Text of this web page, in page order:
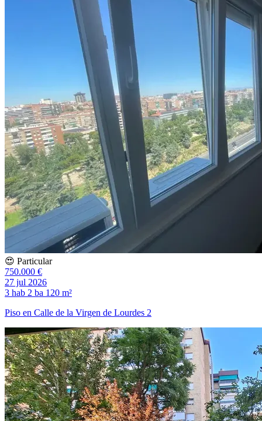
😍 Particular
750.000 €
27 jul 2026
3 hab 2 ba 120 m²
Piso en Calle de la Virgen de Lourdes 2